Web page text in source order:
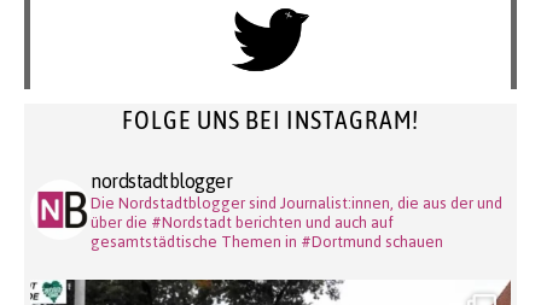
FOLGE UNS BEI INSTAGRAM!
nordstadtblogger
Die Nordstadtblogger sind Journalist:innen, die aus der und
über die #Nordstadt berichten und auch auf
gesamtstädtische Themen in #Dortmund schauen